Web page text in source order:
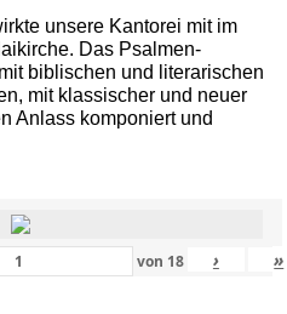
unsere Kantorei mit im
Das Psalmen-
biblischen und literarischen
mit klassischer und neuer
Anlass komponiert und
von 18 › »